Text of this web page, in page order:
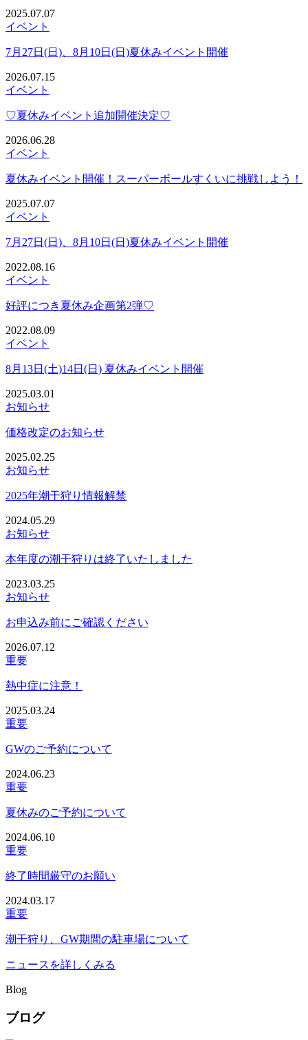
2025.07.07
イベント
7月27日(日)、8月10日(日)夏休みイベント開催
2026.07.15
イベント
♡夏休みイベント追加開催決定♡
2026.06.28
イベント
夏休みイベント開催！スーパーボールすくいに挑戦しよう！
2025.07.07
イベント
7月27日(日)、8月10日(日)夏休みイベント開催
2022.08.16
イベント
好評につき夏休み企画第2弾♡
2022.08.09
イベント
8月13日(土)14日(日) 夏休みイベント開催
2025.03.01
お知らせ
価格改定のお知らせ
2025.02.25
お知らせ
2025年潮干狩り情報解禁
2024.05.29
お知らせ
本年度の潮干狩りは終了いたしました
2023.03.25
お知らせ
お申込み前にご確認ください
2026.07.12
重要
熱中症に注意！
2025.03.24
重要
GWのご予約について
2024.06.23
重要
夏休みのご予約について
2024.06.10
重要
終了時間厳守のお願い
2024.03.17
重要
潮干狩り、GW期間の駐車場について
ニュースを詳しくみる
Blog
ブログ